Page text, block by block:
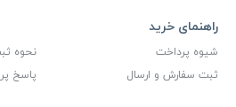
راهنمای خرید
شیوه پرداخت
نحوه
ثبت سفارش و ارسال
پاسخ